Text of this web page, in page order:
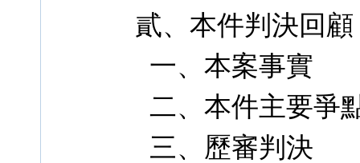
貳、本件判決回顧
一、本案事實
二、本件主要爭
三、歷審判決